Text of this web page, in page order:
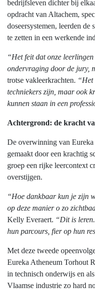
bedrijfsleven dichter bij
opdracht van Altachem,
doseersystemen, leerden de
te zetten in een werkende
“Het feit dat onze
ondervraging door de jury,
trotse vakleerkrachten. “Het
techniekers zijn, maar ook
kunnen staan in een
Achtergrond: de kracht
De overwinning van
gemaakt door een krachtig
groep een rijke leercontext
overstijgen.
“Hoe dankbaar kun je zijn
op deze manier o zo
Kelly Everaert. “Dit is
hun parcours, fier op hun
Met deze tweede
Eureka Atheneum Torhout
in technisch onderwijs en
Vlaamse industrie zo hard